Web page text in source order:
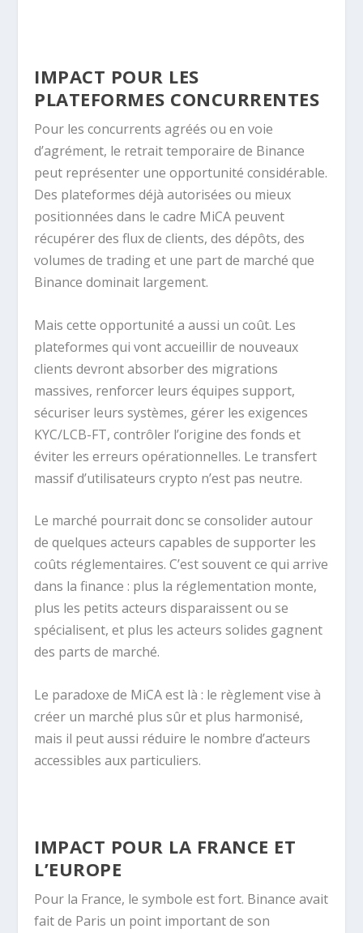
IMPACT POUR LES
PLATEFORMES CONCURRENTES
Pour les concurrents agréés ou en voie
d’agrément, le retrait temporaire de Binance
peut représenter une opportunité considérable.
Des plateformes déjà autorisées ou mieux
positionnées dans le cadre MiCA peuvent
récupérer des flux de clients, des dépôts, des
volumes de trading et une part de marché que
Binance dominait largement.
Mais cette opportunité a aussi un coût. Les
plateformes qui vont accueillir de nouveaux
clients devront absorber des migrations
massives, renforcer leurs équipes support,
sécuriser leurs systèmes, gérer les exigences
KYC/LCB-FT, contrôler l’origine des fonds et
éviter les erreurs opérationnelles. Le transfert
massif d’utilisateurs crypto n’est pas neutre.
Le marché pourrait donc se consolider autour
de quelques acteurs capables de supporter les
coûts réglementaires. C’est souvent ce qui arrive
dans la finance : plus la réglementation monte,
plus les petits acteurs disparaissent ou se
spécialisent, et plus les acteurs solides gagnent
des parts de marché.
Le paradoxe de MiCA est là : le règlement vise à
créer un marché plus sûr et plus harmonisé,
mais il peut aussi réduire le nombre d’acteurs
accessibles aux particuliers.
IMPACT POUR LA FRANCE ET
L’EUROPE
Pour la France, le symbole est fort. Binance avait
fait de Paris un point important de son